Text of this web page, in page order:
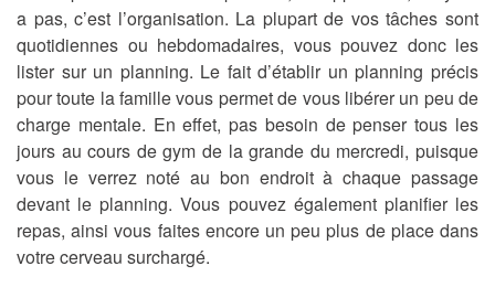
a pas, c’est l’organisation. La plupart de vos tâches sont
quotidiennes ou hebdomadaires, vous pouvez donc les
lister sur un planning. Le fait d’établir un planning précis
pour toute la famille vous permet de vous libérer un peu de
charge mentale. En effet, pas besoin de penser tous les
jours au cours de gym de la grande du mercredi, puisque
vous le verrez noté au bon endroit à chaque passage
devant le planning. Vous pouvez également planifier les
repas, ainsi vous faites encore un peu plus de place dans
votre cerveau surchargé.